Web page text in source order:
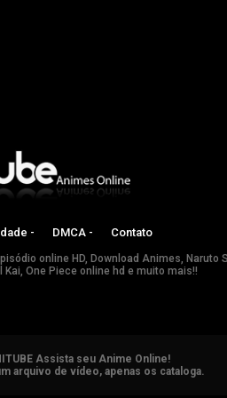
- DMCA - Contato
online HD, Download Animes, Naruto
Kai, One Piece online hd e muito mais!!
Assista seu Anime Online!
arquivo de vídeo, apenas os cataloga.